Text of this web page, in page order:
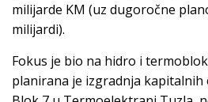
milijarde KM (uz dugoročne
milijardi).
Fokus je bio na hidro i
planirana je izgradnja kapitalnih